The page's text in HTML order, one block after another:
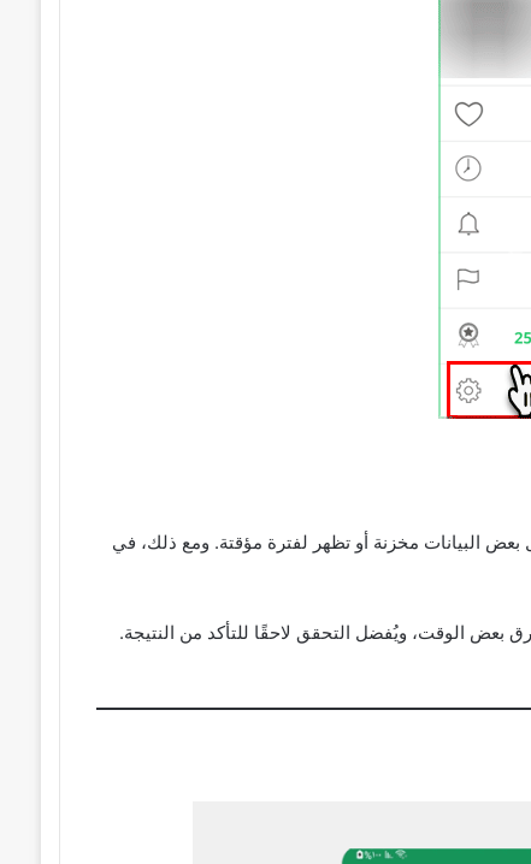
التغييرات بنسبة 100%. قد تظل بعض البيانات مخزنة أو تظهر لفترة مؤقتة. ومع ذلك، في
بعض الوقت، ويُفضل التحقق لاحقًا للتأكد من النتيجة.